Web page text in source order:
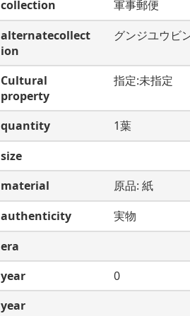
collection
軍事郵便
alternatecollect
ion
グンジユウビ
Cultural
property
指定:未指定
quantity
1葉
size
material
原品: 紙
authenticity
実物
era
year
0
year